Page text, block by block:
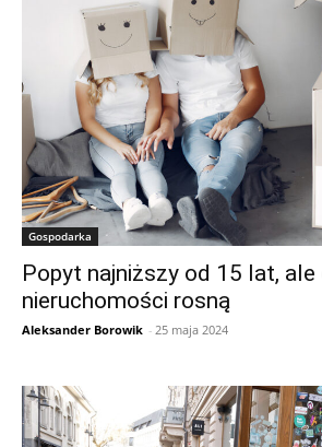
Gospodarka
Popyt najniższy od 15 lat, ale
nieruchomości rosną
Aleksander Borowik - 25 maja 2024